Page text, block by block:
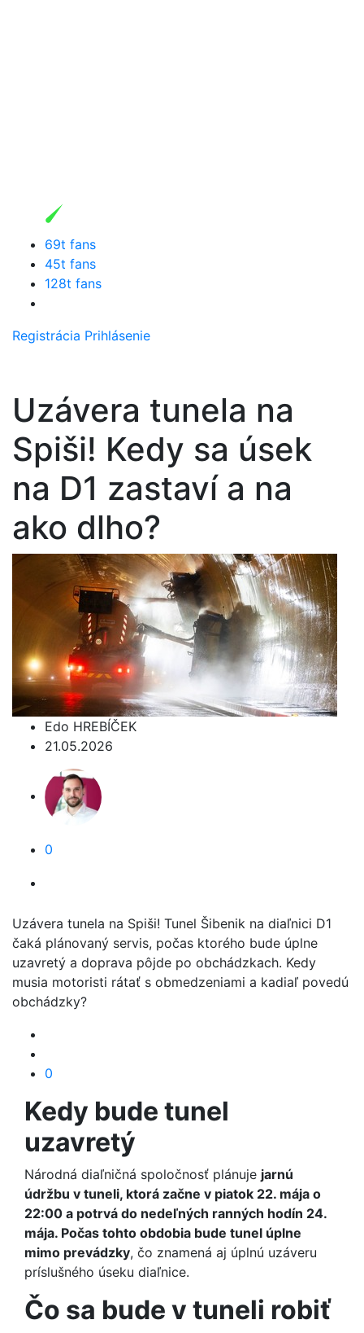
69t fans
45t fans
128t fans
Registrácia Prihlásenie
Uzávera tunela na
Spiši! Kedy sa úsek
na D1 zastaví a na
ako dlho?
Edo HREBÍČEK
21.05.2026
0
Uzávera tunela na Spiši! Tunel Šibenik na diaľnici D1
čaká plánovaný servis, počas ktorého bude úplne
uzavretý a doprava pôjde po obchádzkach. Kedy
musia motoristi rátať s obmedzeniami a kadiaľ povedú
obchádzky?
0
Kedy bude tunel
uzavretý
Národná diaľničná spoločnosť plánuje jarnú
údržbu v tuneli, ktorá začne v piatok 22. mája o
22:00 a potrvá do nedeľných ranných hodín 24.
mája. Počas tohto obdobia bude tunel úplne
mimo prevádzky, čo znamená aj úplnú uzáveru
príslušného úseku diaľnice.
Čo sa bude v tuneli robiť